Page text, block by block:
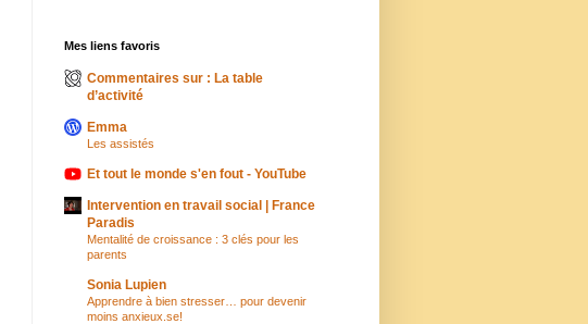
Mes liens favoris
Commentaires sur : La table
d’activité
Emma
Les assistés
Et tout le monde s'en fout - YouTube
Intervention en travail social | France
Paradis
Mentalité de croissance : 3 clés pour les
parents
Sonia Lupien
Apprendre à bien stresser… pour devenir
moins anxieux.se!